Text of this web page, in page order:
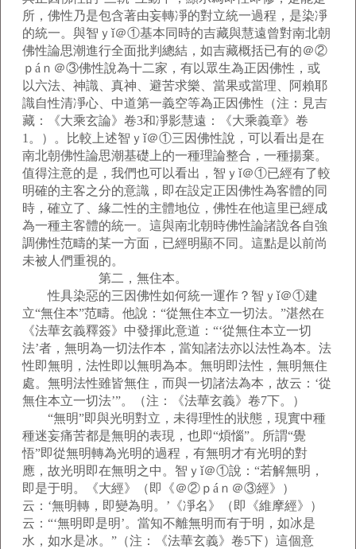
所，佛性乃是包含著由妄轉凈的對立統一過程，是染凈
的統一。與智ｙǐ＠①基本同時的吉藏與慧遠曾對南北朝
佛性論思潮進行全面批判總結，如吉藏概括已有的＠②
ｐáｎ＠③佛性說為十二家，有以眾生為正因佛性，或
以六法、神識、真神、避苦求樂、當果或當理、阿賴耶
識自性清凈心、中道第一義空等為正因佛性（注：見吉
藏：《大乘玄論》卷3和凈影慧遠：《大乘義章》卷
1。）。比較上述智ｙǐ＠①三因佛性說，可以看出是在
南北朝佛性論思潮基礎上的一種理論整合，一種揚棄。
值得注意的是，我們也可以看出，智ｙǐ＠①已經有了較
明確的主客之分的意識，即在設定正因佛性為客體的同
時，確立了、緣二性的主體地位，佛性在他這里已經成
為一種主客體的統一。這與南北朝時佛性論諸說各自強
調佛性范疇的某一方面，已經明顯不同。這點是以前尚
未被人們重視的。
第二，無住本。
性具染惡的三因佛性如何統一運作？智ｙǐ＠①建
立“無住本”范疇。他說：“從無住本立一切法。”湛然在
《法華玄義釋簽》中發揮此意道：“‘從無住本立一切
法’者，無明為一切法作本，當知諸法亦以法性為本。法
性即無明，法性即以無明為本。無明即法性，無明無住
處。無明法性雖皆無住，而與一切諸法為本，故云：‘從
無住本立一切法’”。（注：《法華玄義》卷7下。）
“無明”即與光明對立，未得理性的狀態，現實中種
種迷妄痛苦都是無明的表現，也即“煩惱”。所謂“覺
悟”即從無明轉為光明的過程，有無明才有光明的對
應，故光明即在無明之中。智ｙǐ＠①說：“若解無明，
即是于明。《大經》（即《＠②ｐáｎ＠③經》）
云：‘無明轉，即變為明。’《凈名》（即《維摩經》）
云：“‘無明即是明’。當知不離無明而有于明，如冰是
水，如水是冰。”（注：《法華玄義》卷5下）這個意